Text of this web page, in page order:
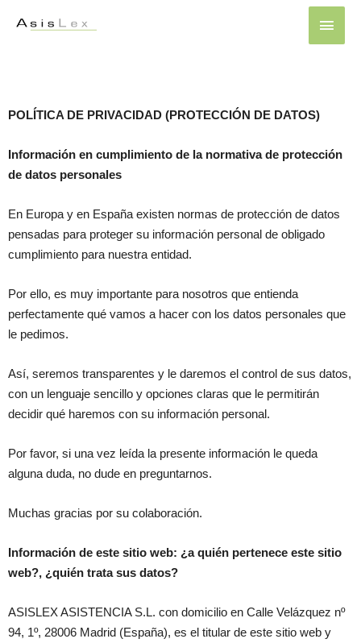
POLÍTICA DE PRIVACIDAD (PROTECCIÓN DE DATOS)
Información en cumplimiento de la normativa de protección
de datos personales
En Europa y en España existen normas de protección de datos
pensadas para proteger su información personal de obligado
cumplimiento para nuestra entidad.
Por ello, es muy importante para nosotros que entienda
perfectamente qué vamos a hacer con los datos personales que
le pedimos.
Así, seremos transparentes y le daremos el control de sus datos,
con un lenguaje sencillo y opciones claras que le permitirán
decidir qué haremos con su información personal.
Por favor, si una vez leída la presente información le queda
alguna duda, no dude en preguntarnos.
Muchas gracias por su colaboración.
Información de este sitio web: ¿a quién pertenece este sitio
web?, ¿quién trata sus datos?
ASISLEX ASISTENCIA S.L. con domicilio en Calle Velázquez nº
94, 1º, 28006 Madrid (España), es el titular de este sitio web y